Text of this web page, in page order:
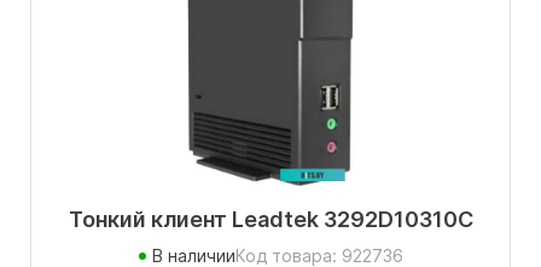
Тонкий клиент Leadtek 3292D10310C
В наличииКод товара: 922736